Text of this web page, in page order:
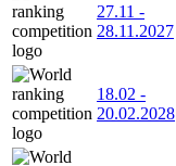
27.11 -
28.11.2027
18.02 -
20.02.2028